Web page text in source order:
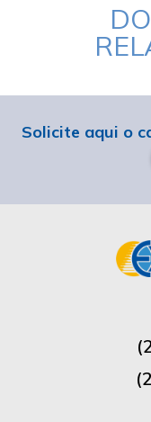
Solicite aqui o